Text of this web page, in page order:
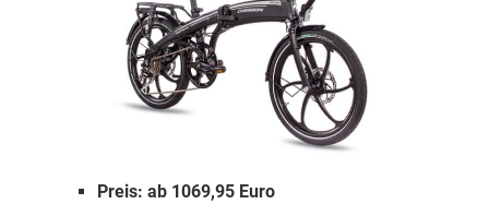
Preis: ab 1069,95 Euro